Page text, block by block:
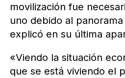
movilización fue
uno debido al
explicó en su última
«Viendo la situación
que se está viviendo el